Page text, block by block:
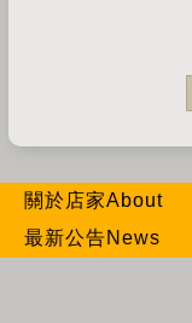
關於店家About
最新公告News